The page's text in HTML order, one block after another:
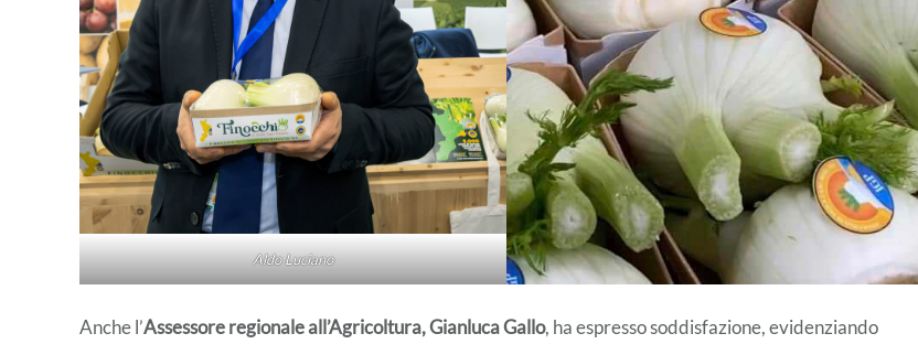
Aldo Luciano
Anche l’Assessore regionale all’Agricoltura, Gianluca Gallo, ha espresso soddisfazione, evidenziando